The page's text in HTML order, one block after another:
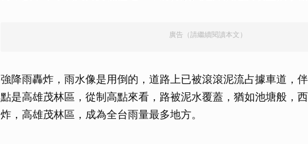
廣告（請繼續閱讀本文）
強降雨轟炸，雨水像是用倒的，道路上已被滾滾泥流占據車道，
點是高雄茂林區，從制高點來看，路被泥水覆蓋，猶如池塘般，
炸，高雄茂林區，成為全台雨量最多地方。